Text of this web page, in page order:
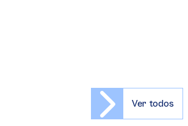
Ver todos